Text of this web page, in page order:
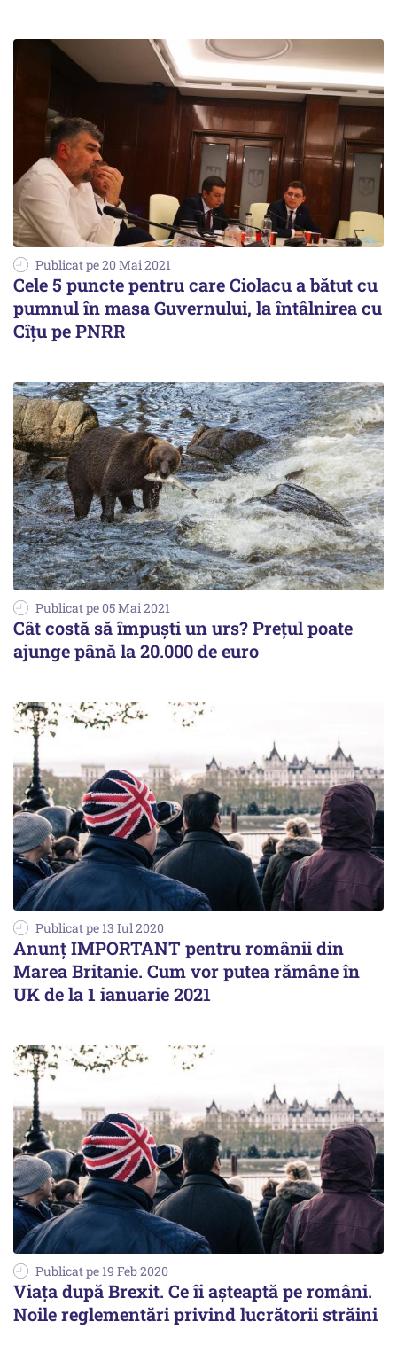
Publicat pe 20 Mai 2021
Cele 5 puncte pentru care Ciolacu a bătut cu
pumnul în masa Guvernului, la întâlnirea cu
Cîțu pe PNRR
Publicat pe 05 Mai 2021
Cât costă să împuşti un urs? Prețul poate
ajunge până la 20.000 de euro
Publicat pe 13 Iul 2020
Anunţ IMPORTANT pentru românii din
Marea Britanie. Cum vor putea rămâne în
UK de la 1 ianuarie 2021
Publicat pe 19 Feb 2020
Viața după Brexit. Ce îi așteaptă pe români.
Noile reglementări privind lucrătorii străini